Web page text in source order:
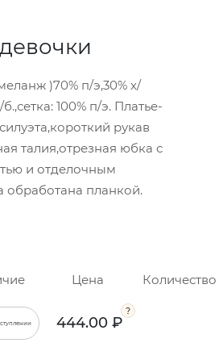
)70% п/э,30% х/
100% п/э. Платье-
рукав
талия,отрезная юбка с
и отделочным
обработана планкой.
Цена Количество
444.00 ₽